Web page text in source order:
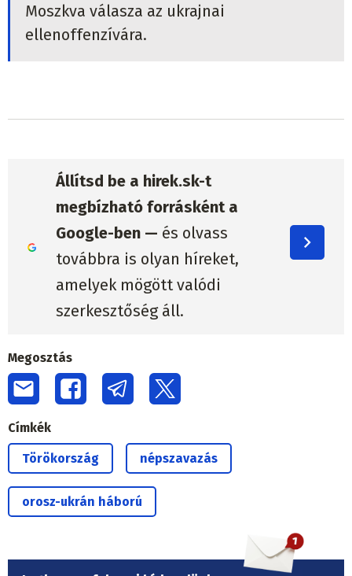
Moszkva válasza az ukrajnai
ellenoffenzívára.
Állítsd be a hirek.sk-t
megbízható forrásként a
Google-ben — és olvass
továbbra is olyan híreket,
amelyek mögött valódi
szerkesztőség áll.
Megosztás
Címkék
Törökország népszavazás
orosz-ukrán háború